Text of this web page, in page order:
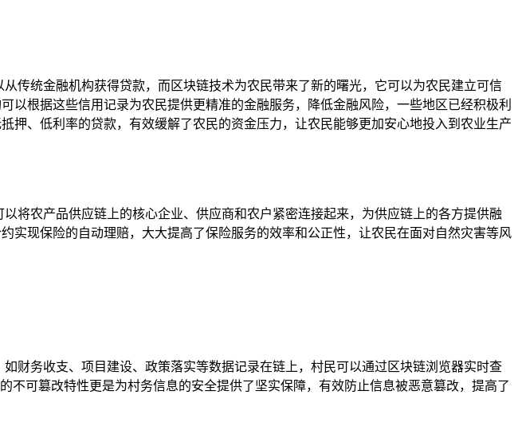
传统金融机构获得贷款，而区块链技术为农民带来了新的曙光，它可以为农民建立可信
根据这些信用记录为农民提供更精准的金融服务，降低金融风险，一些地区已经积极利
、低利率的贷款，有效缓解了农民的资金压力，让农民能够更加安心地投入到农业生产
将农产品供应链上的核心企业、供应商和农户紧密连接起来，为供应链上的各方提供融
实现保险的自动理赔，大大提高了保险服务的效率和公正性，让农民在面对自然灾害等风
财务收支、项目建设、政策落实等数据记录在链上，村民可以通过区块链浏览器实时查
可篡改特性更是为村务信息的安全提供了坚实保障，有效防止信息被恶意篡改，提高了